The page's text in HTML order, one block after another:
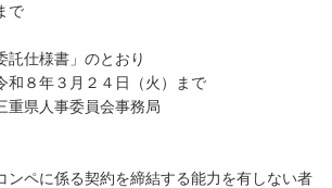
で
様書」のとおり
８年３月２４日（火）まで
県人事委員会事務局
ンペに係る契約を締結する能力を有しない者